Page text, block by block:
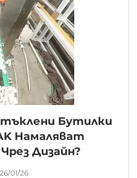
Бутилки
Намаляват
Дизайн?
01/26